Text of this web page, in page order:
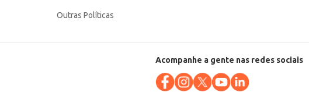
Outras Políticas
Acompanhe a gente nas redes sociais